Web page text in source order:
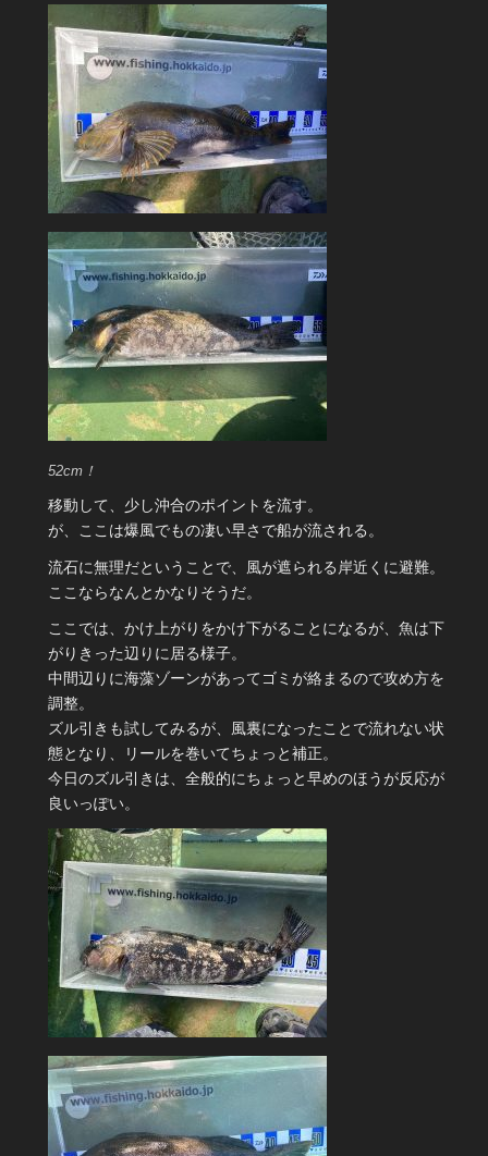
52cm！
移動して、少し沖合のポイントを流す。
が、ここは爆風でもの凄い早さで船が流される。
流石に無理だということで、風が遮られる岸近くに避難。
ここならなんとかなりそうだ。
ここでは、かけ上がりをかけ下がることになるが、魚は下
がりきった辺りに居る様子。
中間辺りに海藻ゾーンがあってゴミが絡まるので攻め方を
調整。
ズル引きも試してみるが、風裏になったことで流れない状
態となり、リールを巻いてちょっと補正。
今日のズル引きは、全般的にちょっと早めのほうが反応が
良いっぽい。